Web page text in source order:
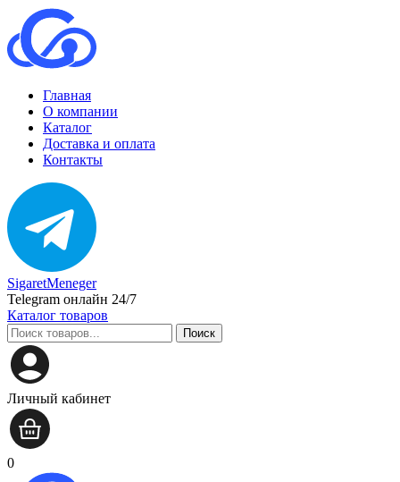
Главная
О компании
Каталог
Доставка и оплата
Контакты
SigaretMeneger
Telegram онлайн 24/7
Каталог товаров
Поиск
Личный кабинет
0